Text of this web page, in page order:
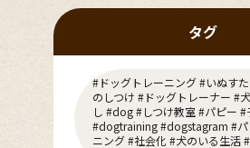
タグ
#ドッグトレーニング #いぬす
のしつけ #ドッグトレーナー #
し #dog #しつけ教室 #パピー #
#dogtraining #dogstagram #パ
ニング #社会化 #犬のいる生活